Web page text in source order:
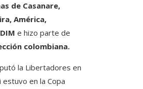
de Casanare,
América,
e hizo parte de
colombiana.
la Libertadores en
estuvo en la Copa